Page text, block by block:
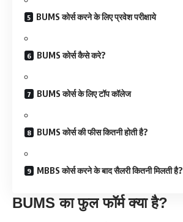
BUMS कोर्स करने के लिए प्रवेश परीक्षाये
BUMS कोर्स कैसे करे?
BUMS कोर्स के लिए टॉप कॉलेज
BUMS कोर्स की फीस कितनी होती है?
MBBS कोर्स करने के बाद सैलरी कितनी मिलती है?
BUMS का फुल फॉर्मक्याहै?